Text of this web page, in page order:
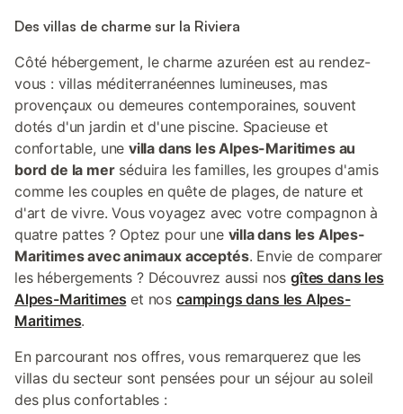
Des villas de charme sur la Riviera
Côté hébergement, le charme azuréen est au rendez-
vous : villas méditerranéennes lumineuses, mas
provençaux ou demeures contemporaines, souvent
dotés d'un jardin et d'une piscine. Spacieuse et
confortable, unevilla dans les Alpes-Maritimes au
bord de la merséduira les familles, les groupes d'amis
comme les couples en quête de plages, de nature et
d'art de vivre. Vous voyagez avec votre compagnon à
quatre pattes ? Optez pour une villa dans les Alpes-
Maritimes avec animaux acceptés. Envie de comparer
les hébergements ? Découvrez aussi nosgîtes dans les
Alpes-Maritimes et nos campings dans les Alpes-
Maritimes.
En parcourant nos offres, vous remarquerez que les
villas du secteur sont pensées pour un séjour au soleil
des plus confortables :